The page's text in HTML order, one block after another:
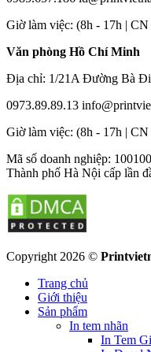
​Giờ làm việc: (8h - 17h |
Văn phòng Hồ Chí Minh
Địa chỉ: 1/21A Đường Bà
0973.89.89.13
​Giờ làm việc: (8h - 17h |
Mã số doanh nghiệp:
Thành phố Hà Nội cấp lần
Copyright 2026 ©
Trang chủ
Giới thiệu
Sản phẩm
In tem nhãn
In Tem